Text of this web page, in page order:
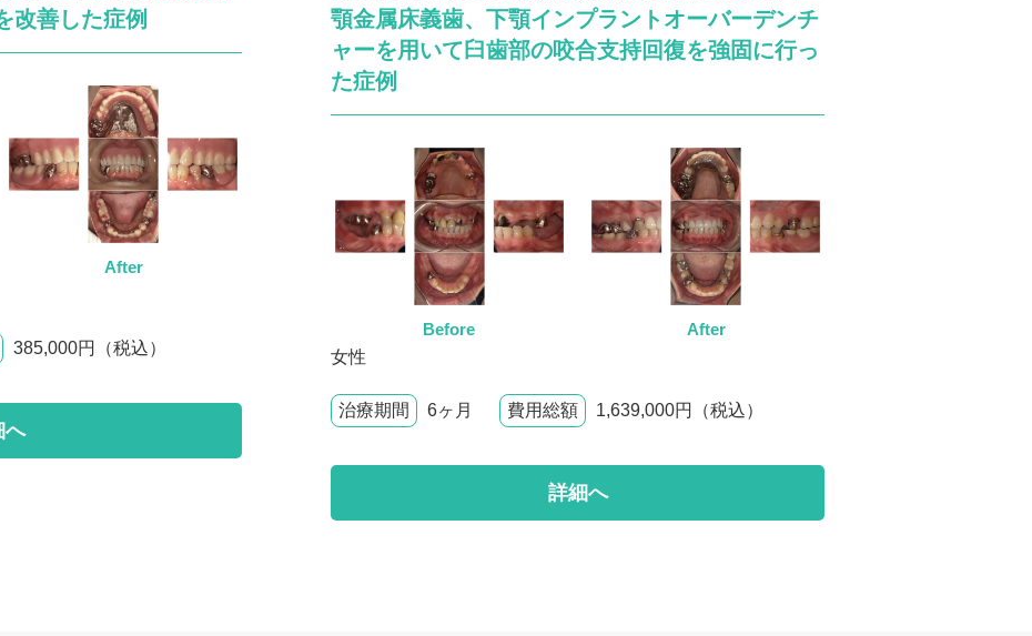
改善した症例
After
385,000円（税込）
へ
顎金属床義歯、下顎インプラントオーバーデンチ
ャーを用いて臼歯部の咬合支持回復を強固に行っ
た症例
Before
After
女性
治療期間 6ヶ月 費用総額 1,639,000円（税込）
詳細へ